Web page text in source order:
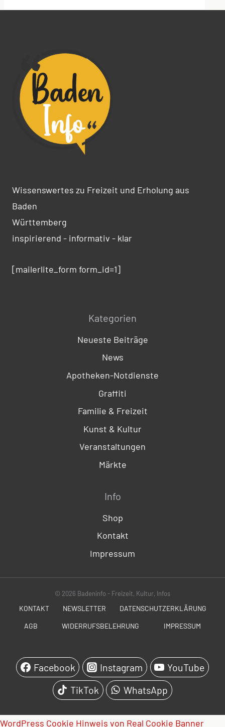
Wissenswertes zu Freizeit und Erholung aus
Baden
Württemberg
inspirierend - informativ - klar
[mailerlite_form form_id=1]
Kategorien
Neueste Beiträge
News
Apotheken-Notdienste
Graffiti
Familie & Freizeit
Kunst & Kultur
Veranstaltungen
Märkte
Info
Shop
Kontakt
Impressum
© 2026 Badeninfo - Freizeit, Kultur, Infos
KONTAKT NEWSLETTER DATENSCHUTZERKLÄRUNG
AGB WIDERRUFSBELEHRUNG IMPRESSUM
Facebook Instagram
YouTube
TikTok
WhatsApp
WordPress Cookie Hinweis von Real Cookie Banner